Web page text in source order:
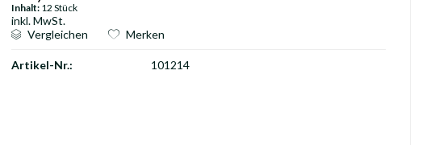
Inhalt: 12 Stück
inkl. MwSt.
Vergleichen
Merken
Artikel-Nr.: 101214